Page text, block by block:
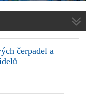
čerpadel a